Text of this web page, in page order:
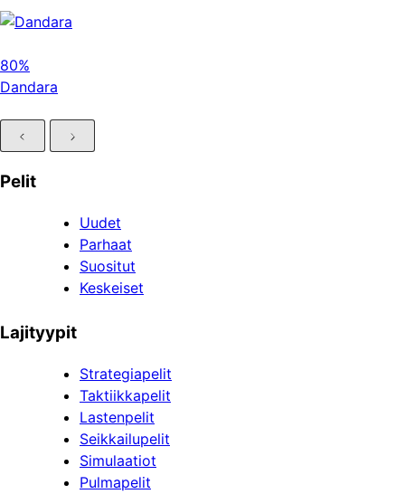
80%
Dandara
Pelit
Uudet
Parhaat
Suositut
Keskeiset
Lajityypit
Strategiapelit
Taktiikkapelit
Lastenpelit
Seikkailupelit
Simulaatiot
Pulmapelit